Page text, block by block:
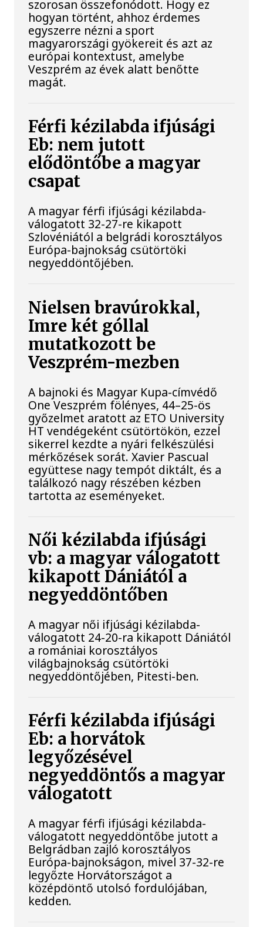
szorosan összefonódott. Hogy ez
hogyan történt, ahhoz érdemes
egyszerre nézni a sport
magyarországi gyökereit és azt az
európai kontextust, amelybe
Veszprém az évek alatt benőtte
magát.
Férfi kézilabda ifjúsági
Eb: nem jutott
elődöntőbe a magyar
csapat
A magyar férfi ifjúsági kézilabda-
válogatott 32-27-re kikapott
Szlovéniától a belgrádi korosztályos
Európa-bajnokság csütörtöki
negyeddöntőjében.
Nielsen bravúrokkal,
Imre két góllal
mutatkozott be
Veszprém-mezben
A bajnoki és Magyar Kupa-címvédő
One Veszprém fölényes, 44–25-ös
győzelmet aratott az ETO University
HT vendégeként csütörtökön, ezzel
sikerrel kezdte a nyári felkészülési
mérkőzések sorát. Xavier Pascual
együttese nagy tempót diktált, és a
találkozó nagy részében kézben
tartotta az eseményeket.
Női kézilabda ifjúsági
vb: a magyar válogatott
kikapott Dániától a
negyeddöntőben
A magyar női ifjúsági kézilabda-
válogatott 24-20-ra kikapott Dániától
a romániai korosztályos
világbajnokság csütörtöki
negyeddöntőjében, Pitesti-ben.
Férfi kézilabda ifjúsági
Eb: a horvátok
legyőzésével
negyeddöntős a magyar
válogatott
A magyar férfi ifjúsági kézilabda-
válogatott negyeddöntőbe jutott a
Belgrádban zajló korosztályos
Európa-bajnokságon, mivel 37-32-re
legyőzte Horvátországot a
középdöntő utolsó fordulójában,
kedden.